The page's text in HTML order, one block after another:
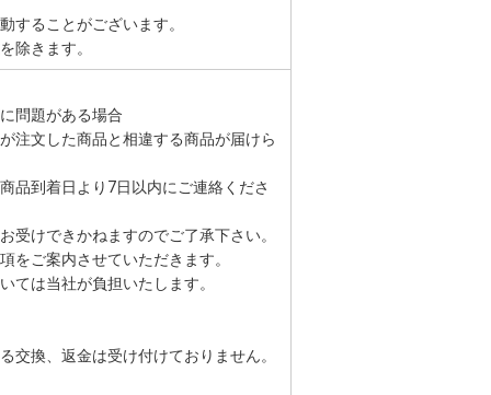
することがございます。
除きます。
問題がある場合
注文した商品と相違する商品が届けら
品到着日より7日以内にご連絡くださ
受けできかねますのでご了承下さい。
をご案内させていただきます。
ては当社が負担いたします。
交換、返金は受け付けておりません。